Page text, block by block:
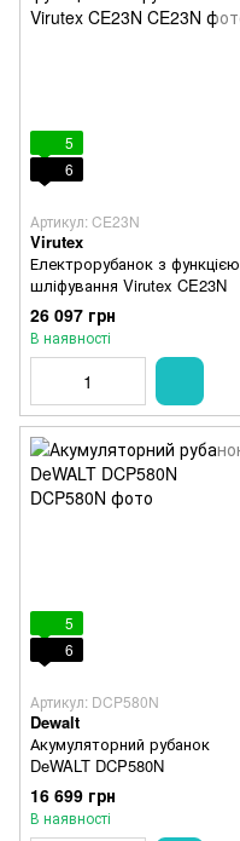
5
6
Артикул: CE23N
Virutex
Електрорубанок з функцією
шліфування Virutex CE23N
26 097 грн
В наявності
5
6
Артикул: DCP580N
Dewalt
Акумуляторний рубанок
DeWALT DCP580N
16 699 грн
В наявності